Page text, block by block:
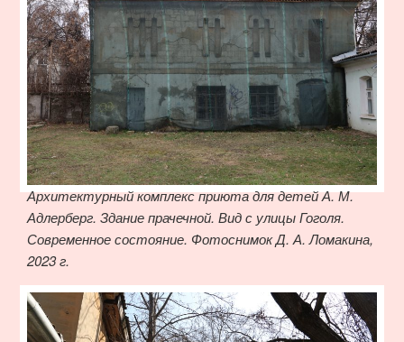
Архитектурный комплекс приюта для детей А. М.
Адлерберг. Здание прачечной. Вид с улицы Гоголя.
Современное состояние. Фотоснимок Д. А. Ломакина,
2023 г.